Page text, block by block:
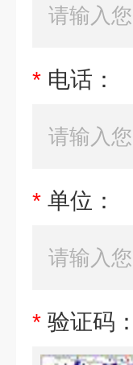
* 电话：
* 单位：
* 验证码：